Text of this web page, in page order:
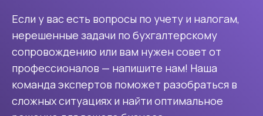
Если у вас есть вопросы по учету и налогам,
нерешенные задачи по бухгалтерскому
сопровождению или вам нужен совет от
профессионалов — напишите нам! Наша
команда экспертов поможет разобраться в
сложных ситуациях и найти оптимальное